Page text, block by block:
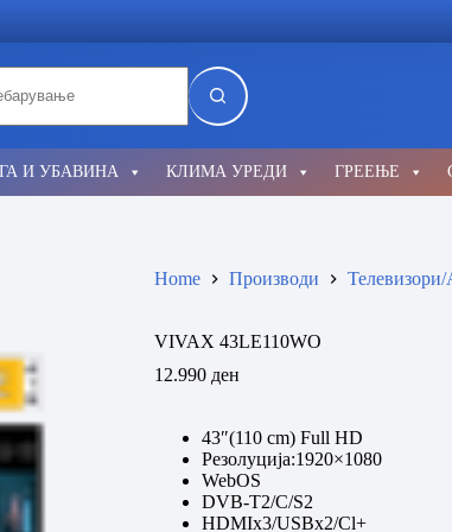
И УБАВИНА КЛИМА УРЕДИ ГРЕЕЊЕ
Home Производи
VIVAX 43LE110WO
12.990 ден
43″(110 cm) Full HD
Резолуција:1920×1080
WebOS
DVB-T2/C/S2
HDMIx3/USBx2/Cl+